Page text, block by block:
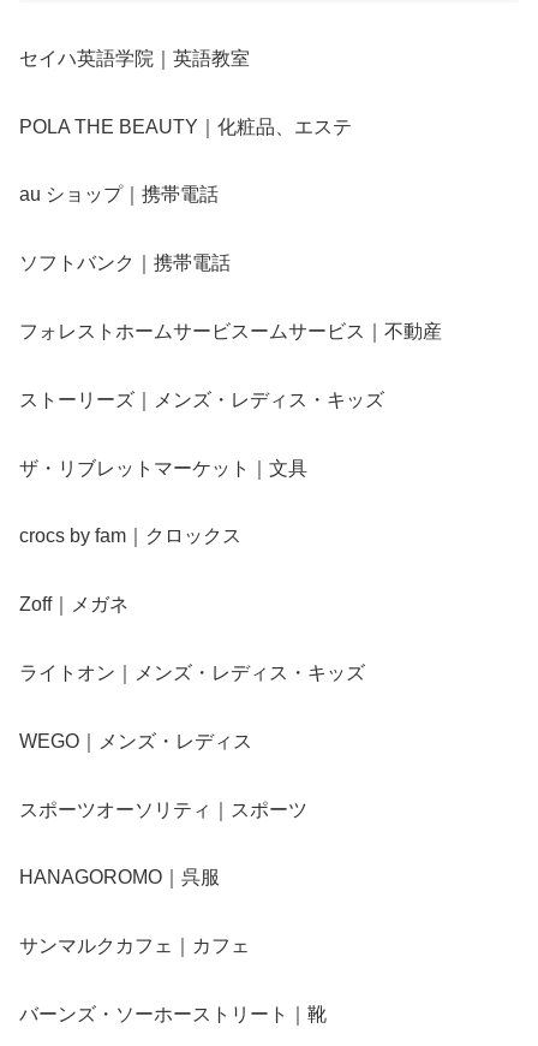
セイハ英語学院｜英語教室
POLA THE BEAUTY｜化粧品、エステ
au ショップ｜携帯電話
ソフトバンク｜携帯電話
フォレストホームサービスームサービス｜不動産
ストーリーズ｜メンズ・レディス・キッズ
ザ・リブレットマーケット｜文具
crocs by fam｜クロックス
Zoff｜メガネ
ライトオン｜メンズ・レディス・キッズ
WEGO｜メンズ・レディス
スポーツオーソリティ｜スポーツ
HANAGOROMO｜呉服
サンマルクカフェ｜カフェ
バーンズ・ソーホーストリート｜靴